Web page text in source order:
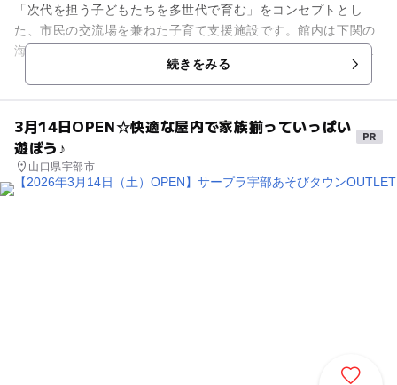
「次代を担う子どもたちを多世代で育む」をコンセプトとし
た、市民の交流場を兼ねた子育て支援施設です。館内は下関の
海をイメージしたかわいいらしいデザイン。メインの「プレイ
ランド」は、ボールプールやネ...
続きをみる
3月14日OPEN☆快適な屋内で家族揃っていっぱい
遊ぼう♪
山口県宇部市